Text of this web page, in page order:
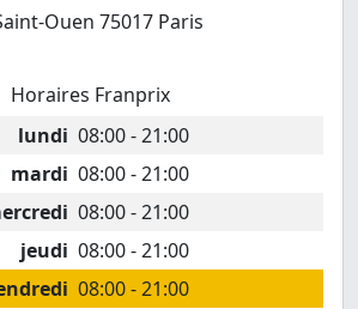
Ouen 75017 Paris
Horaires Franprix
lundi 08:00 - 21:00
mardi 08:00 - 21:00
08:00 - 21:00
jeudi 08:00 - 21:00
08:00 - 21:00